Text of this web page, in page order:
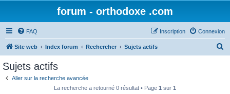
forum - orthodoxe .com
FAQ Connexion
Inscription
Site web Index forum Rechercher Sujets actifs
Sujets actifs
Aller sur la recherche avancée
La recherche a retourné 0 résultat • Page 1 sur 1